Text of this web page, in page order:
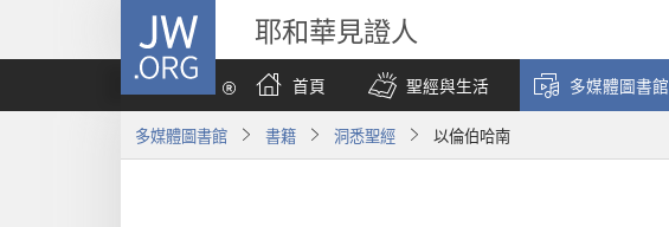
JW.ORG 耶和華見證人
首頁
聖經與生活 多媒體圖書館
多媒體圖書館 書籍 洞悉聖經 以倫伯哈南